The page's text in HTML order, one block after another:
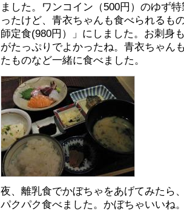
ました。ワンコイン（500円）のゆず
ったけど、青衣ちゃんも食べられるも
師定食(980円）」にしました。お刺身
がたっぷりでよかったね。青衣ちゃん
たものなど一緒に食べました。
夜、離乳食でかぼちゃをあげてみたら
パクパク食べました。かぼちゃいいね